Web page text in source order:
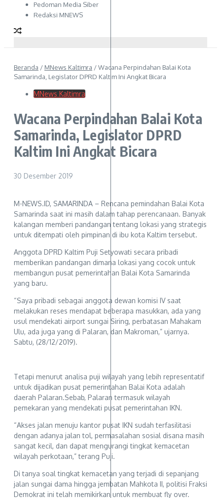
Pedoman Media Siber
Redaksi MNEWS
Beranda / MNews Kaltimra /Wacana Perpindahan Balai Kota
Samarinda, Legislator DPRD Kaltim Ini Angkat Bicara
MNews Kaltimra
Wacana Perpindahan Balai Kota
Samarinda, Legislator DPRD
Kaltim Ini Angkat Bicara
30 Desember 2019
M-NEWS.ID, SAMARINDA – Rencana pemindahan Balai Kota
Samarinda saat ini masih dalam tahap perencanaan. Banyak
kalangan memberi pandangan tentang lokasi yang strategis
untuk ditempati oleh pimpinan di ibu kota Kaltim tersebut.
Anggota DPRD Kaltim Puji Setyowati secara pribadi
memberikan pandangan dimana lokasi yang cocok untuk
membangun pusat pemerintahan Balai Kota Samarinda
yang baru.
“Saya pribadi sebagai anggota dewan komisi IV saat
melakukan reses mendapat beberapa masukkan, ada yang
usul mendekati airport sungai Siring, perbatasan Mahakam
Ulu, ada juga yang di Palaran, dan Makroman,” ujarnya.
Sabtu, (28/12/2019).
Tetapi menurut analisa puji wilayah yang lebih representatif
untuk dijadikan pusat pemerintahan Balai Kota adalah
daerah Palaran.Sebab, Palaran termasuk wilayah
pemekaran yang mendekati pusat pemerintahan IKN.
“Akses jalan menuju kantor pusat IKN sudah terfasilitasi
dengan adanya jalan tol, permasalahan sosial disana masih
sangat kecil, dan dapat mengurangi tingkat kemacetan
wilayah perkotaan,” terang Puji.
Di tanya soal tingkat kemacetan yang terjadi di sepanjang
jalan sungai dama hingga jembatan Mahkota II, politisi Fraksi
Demokrat ini telah memikirkan untuk membuat fly over.